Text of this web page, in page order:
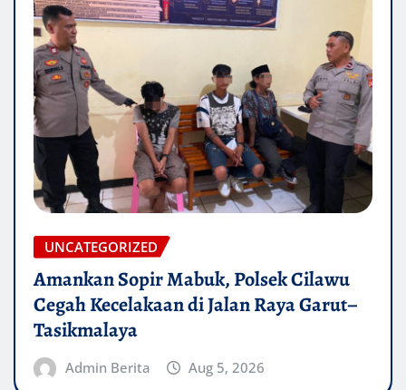
UNCATEGORIZED
Amankan Sopir Mabuk, Polsek Cilawu
Cegah Kecelakaan di Jalan Raya Garut–
Tasikmalaya
Admin Berita Aug 5, 2026